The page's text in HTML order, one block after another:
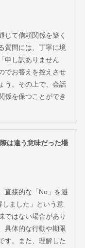
じて信頼関係を築く
質問には、丁寧に境
申し訳ありません
でお答えを控えさせ
う。その上で、会話
係を保つことができ
は違う意味だった場
直接的な「No」を避
しました」という意
ではない場合があり
具体的な行動や期限
す。また、理解した